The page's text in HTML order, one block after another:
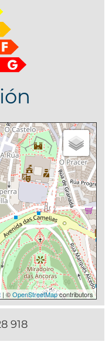
| ©OpenStreetMapcontributors
918